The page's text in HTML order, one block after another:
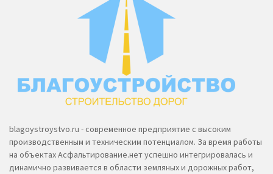
blagoystroystvo.ru - современное предприятие с высоким
производственным и техническим потенциалом. За время работы
на объектах Асфальтирование.нет успешно интегрировалась и
динамично развивается в области земляных и дорожных работ,